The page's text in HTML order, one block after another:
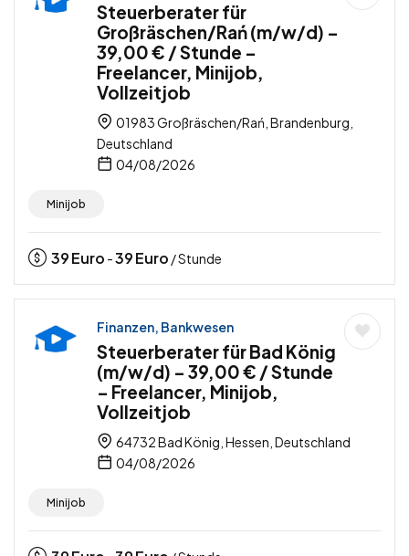
Steuerberater für
Großräschen/Rań (m/w/d) –
39,00 € / Stunde –
Freelancer, Minijob,
Vollzeitjob
01983 Großräschen/Rań, Brandenburg,
Deutschland
04/08/2026
Minijob
39Euro -39Euro / Stunde
Finanzen, Bankwesen
Steuerberater für Bad König
(m/w/d) – 39,00 € / Stunde
– Freelancer, Minijob,
Vollzeitjob
64732 Bad König, Hessen, Deutschland
04/08/2026
Minijob